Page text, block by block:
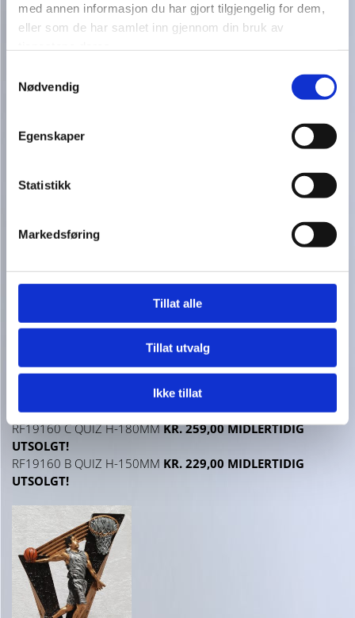
med annen informasjon du har gjort tilgjengelig for dem,
eller som de har samlet inn gjennom din bruk av
Nødvendig
Egenskaper
Statistikk
Markedsføring
Tillat alle
Tillat utvalg
Ikke tillat
RF 21845 H-170MM
RF19160 D QUIZ H-210MMKR. 299,00 MIDLERTIDIG
UTSOLGT!
RF19160 C QUIZ H-180MMKR. 259,00 MIDLERTIDIG
UTSOLGT!
RF19160 B QUIZ H-150MM KR. 229,00 MIDLERTIDIG
UTSOLGT!